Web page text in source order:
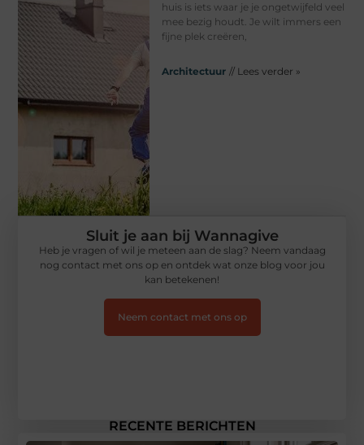
huis is iets waar je je ongetwijfeld veel
mee bezig houdt. Je wilt immers een
fijne plek creëren,
Architectuur // Lees verder »
RECENTE BERICHTEN
Sluit je aan bij Wannagive
Heb je vragen of wil je meteen aan de slag? Neem vandaag
nog contact met ons op en ontdek wat onze blog voor jou
kan betekenen!
Neem contact met ons op